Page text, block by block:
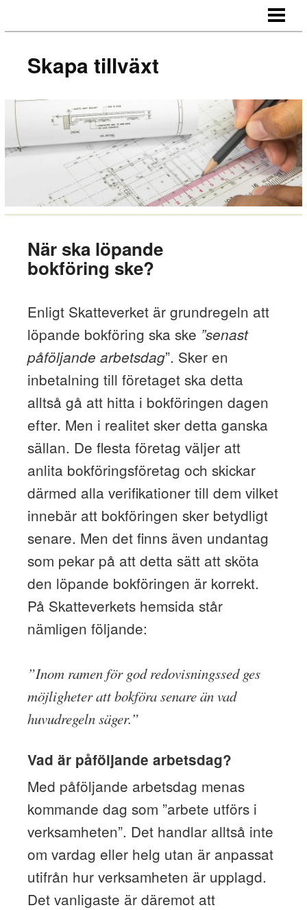
MOTIVERA MEDARBETARE
OUTSOURCA
BLOGG
Skapa tillväxt
När ska löpande
bokföring ske?
Enligt Skatteverket är grundregeln att
löpande bokföring ska ske ”senast
påföljande arbetsdag”. Sker en
inbetalning till företaget ska detta
alltså gå att hitta i bokföringen dagen
efter. Men i realitet sker detta ganska
sällan. De flesta företag väljer att
anlita bokföringsföretag och skickar
därmed alla verifikationer till dem vilket
innebär att bokföringen sker betydligt
senare. Men det finns även undantag
som pekar på att detta sätt att sköta
den löpande bokföringen är korrekt.
På Skatteverkets hemsida står
nämligen följande:
”Inom ramen för god redovisningssed ges
möjligheter att bokföra senare än vad
huvudregeln säger.”
Vad är påföljande arbetsdag?
Med påföljande arbetsdag menas
kommande dag som ”arbete utförs i
verksamheten”. Det handlar alltså inte
om vardag eller helg utan är anpassat
utifrån hur verksamheten är upplagd.
Det vanligaste är däremot att